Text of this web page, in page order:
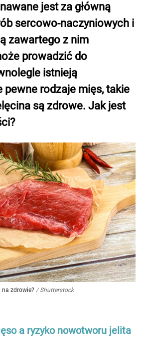
jest za główną
sercowo-naczyniowych i
zawartego z nim
prowadzić do
istnieją
pewne rodzaje mięs, takie
są zdrowe. Jak jest
na zdrowie? / Shutterstock
a ryzyko nowotworu jelita